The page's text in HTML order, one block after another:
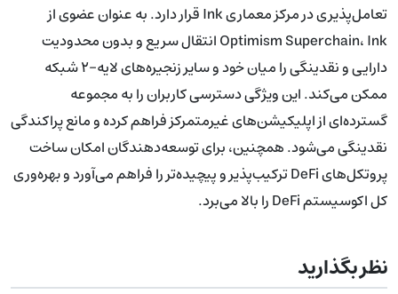
تعامل‌پذیری در مرکز معماری Ink قرار دارد. به عنوان عضوی از
Optimism Superchain، Ink انتقال سریع و بدون محدودیت
دارایی و نقدینگی را میان خود و سایر زنجیره‌های لایه-۲ شبکه
ممکن می‌کند. این ویژگی دسترسی کاربران را به مجموعه
گسترده‌ای از اپلیکیشن‌های غیرمتمرکز فراهم کرده و مانع پراکندگی
نقدینگی می‌شود. همچنین، برای توسعه‌دهندگان امکان ساخت
پروتکل‌های DeFi ترکیب‌پذیر و پیچیده‌تر را فراهم می‌آورد و بهره‌وری
کل اکوسیستم DeFi را بالا می‌برد.
نظر بگذارید